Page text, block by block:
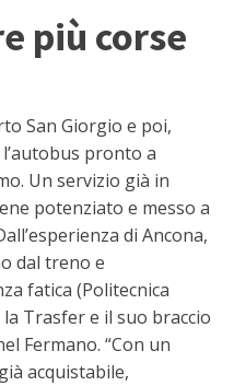
più corse
San Giorgio e poi,
pronto a
Un servizio già in
potenziato e messo a
di Ancona,
dal treno e
fatica (Politecnica
Trasfer e il suo braccio
Fermano. “Con un
acquistabile,